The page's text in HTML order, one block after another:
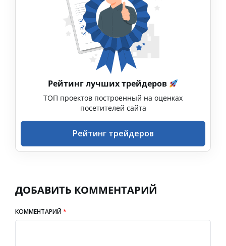
Рейтинг лучших трейдеров
ТОП проектов построенный на оценках
посетителей сайта
Рейтинг трейдеров
ДОБАВИТЬ КОММЕНТАРИЙ
КОММЕНТАРИЙ*